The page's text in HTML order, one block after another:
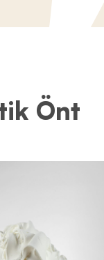
Önt